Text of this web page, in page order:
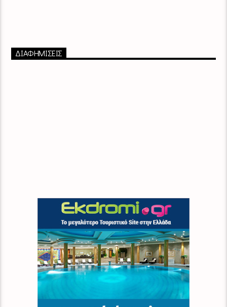
ΔΙΑΦΗΜΙΣΕΙΣ